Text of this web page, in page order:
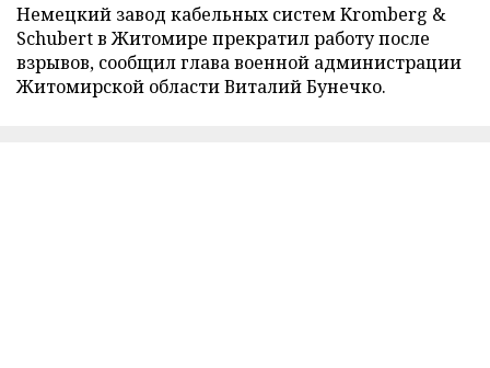
Немецкий завод кабельных систем Kromberg &
Schubert в Житомире прекратил работу после
взрывов, сообщил глава военной администрации
Житомирской области Виталий Бунечко.